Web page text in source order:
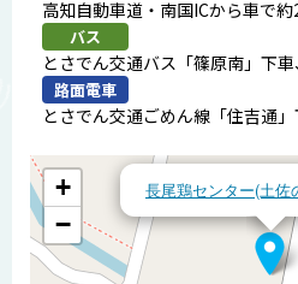
高知自動車道・南国ICから車で
バス
とさでん交通バス「篠原南」下
路面電車
とさでん交通ごめん線「住吉通
長尾鶏センター(土佐
+
−